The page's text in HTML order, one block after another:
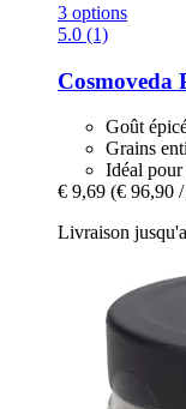
3 options
5.0 (1)
Cosmoveda
Goût
Grains
Idéal pour
€ 9,69 (€ 96,90
Livraison